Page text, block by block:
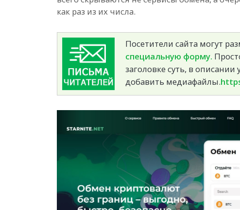
как раз из их числа.
Посетители сайта могут
специальную форму.
заголовке суть, в
добавить медиафайлы.